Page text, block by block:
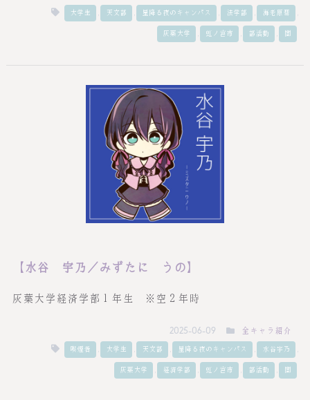
大学生 , 天文部 , 星降る夜のキャンパス , 法学部 , 海老原彗 ,
灰葉大学 , 虹ノ宮市 , 部活動 , 闇
【水谷 宇乃／みずたに うの】
灰葉大学経済学部１年生 ※空２年時
2025-06-09 全キャラ紹介
喫煙者 , 大学生 , 天文部 , 星降る夜のキャンパス , 水谷宇乃 ,
灰葉大学 , 経済学部 , 虹ノ宮市 , 部活動 , 闇